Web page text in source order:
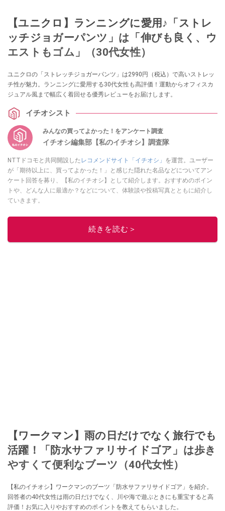
【ユニクロ】ランニングに愛用♪「ストレ
ッチジョガーパンツ」は「伸びも良く、ウ
エストもゴム」（30代女性）
ユニクロの「ストレッチジョガーパンツ」は2990円（税込）で高いストレッ
チ性が魅力。ランニングに愛用する30代女性も高評価！運動からオフィスカ
ジュアル風まで幅広く着回せる優秀レビューをお届けします。
イチオシスト
みんなの買ってよかった！をアンケート調査
イチオシ編集部【私のイチオシ】調査隊
NTTドコモと共同開設した レコメンドサイト「イチオシ」 を運営。ユーザー
が「期待以上に、買ってよかった！」と感じた隠れた名品などについてアン
ケート回答を募り、【私のイチオシ】として紹介します。おすすめのポイン
トや、どんな人に最適か？などについて、体験談や投稿写真とともに紹介し
ていきます。
このイチオシストの他の記事を読む
続きを読む＞
【ワークマン】雨の日だけでなく旅行でも
活躍！「防水サファリサイドゴア」は歩き
やすくて便利なブーツ（40代女性）
【私のイチオシ】ワークマンのブーツ「防水サファリサイドゴア」を紹介。
回答者の40代女性は雨の日だけでなく、川や海で遊ぶときにも重宝すると高
評価！お気に入りやおすすめのポイントを教えてもらいました。